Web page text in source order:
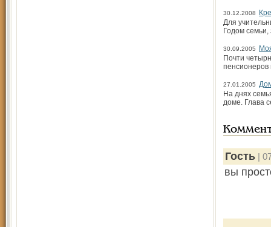
30.12.2008
Для
Годом семьи,
30.09.2005
Почти
пенсионеров
27.01.2005
На днях
доме. Глава
Гость |
вы